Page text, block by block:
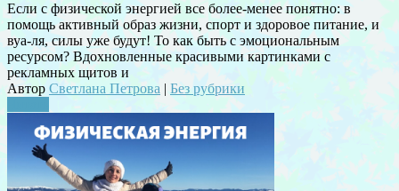
Если с физической энергией все более-менее понятно: в
помощь активный образ жизни, спорт и здоровое питание, и
вуа-ля, силы уже будут! То как быть с эмоциональным
ресурсом? Вдохновленные красивыми картинками с
рекламных щитов и
Автор Светлана Петрова | Без рубрики